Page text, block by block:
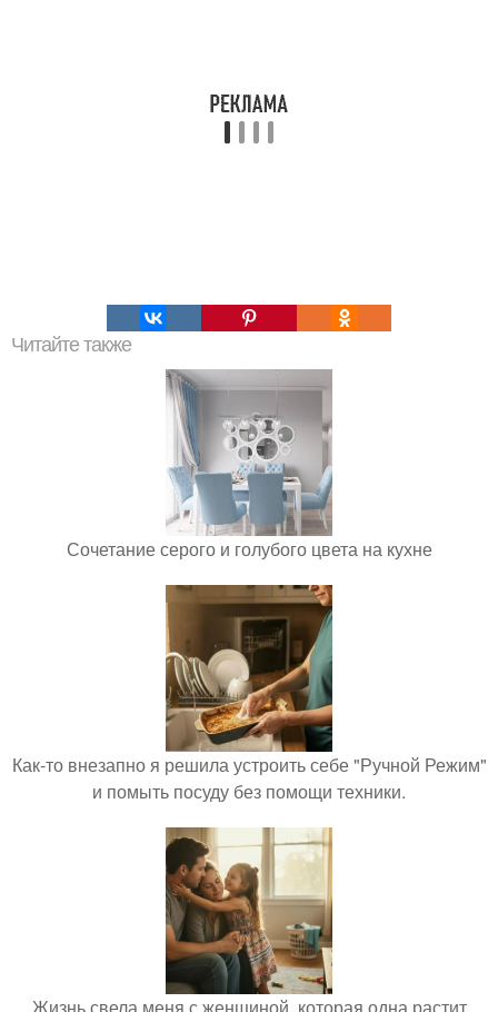
Читайте также
Сочетание серого и голубого цвета на кухне
Как-то внезапно я решила устроить себе "Ручной Режим"
и помыть посуду без помощи техники.